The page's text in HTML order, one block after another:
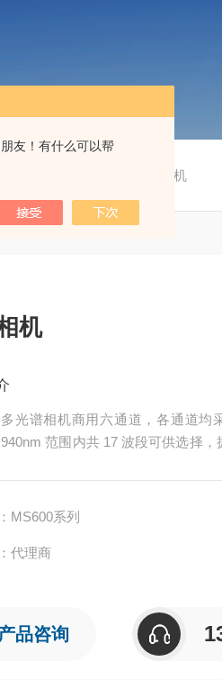
友！有什么可以帮
/ MS600系列多光谱相机
机
光谱相机商用六通道，各通道均
范围内共 17 波段可供选择
MS600系列
代理商
品咨询